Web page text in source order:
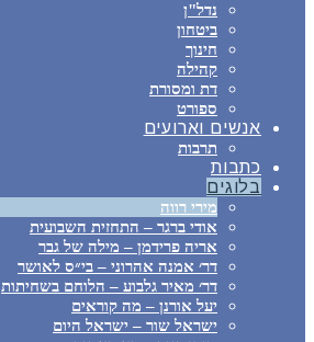
נדל"ן
ביטחון
חינוך
קהילה
דת ומסורת
ספורט
אנשים וארועים
תרבות
כתבות
בלוגים
מירי רווה
אודי ברגר – התחזית השבועית
אריה פרידמן – מילה של גבר
דר׳ אמנה אהרוני – בי״ס לאושר
דר׳ מאיר גלבוע – הלוחם בשחיתות
יעל אורנן – מה קוראים
ישראל שור – ישראל היום